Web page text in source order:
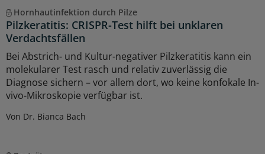
Hornhautinfektion durch Pilze
Pilzkeratitis: CRISPR-Test hilft bei unklaren
Verdachtsfällen
Bei Abstrich- und Kultur-negativer Pilzkeratitis kann ein
molekularer Test rasch und relativ zuverlässig die
Diagnose sichern – vor allem dort, wo keine konfokale In-
vivo-Mikroskopie verfügbar ist.
Von Dr. Bianca Bach